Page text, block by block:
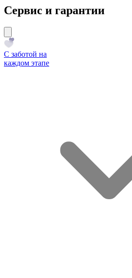
Сервис и гарантии
С заботой на
каждом этапе